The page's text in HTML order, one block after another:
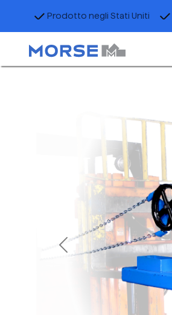
Prodotto negli Stati Uniti
Previous